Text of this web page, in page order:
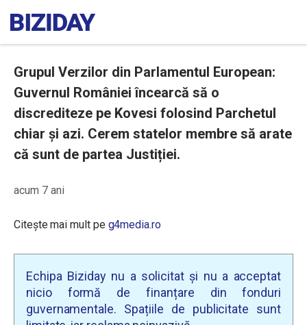
Grupul Verzilor din Parlamentul European:
Guvernul României încearcă să o
discrediteze pe Kovesi folosind Parchetul
chiar și azi. Cerem statelor membre să arate
că sunt de partea Justiției.
acum 7 ani
Citește mai mult pe g4media.ro
Echipa Biziday nu a solicitat și nu a acceptat
nicio formă de finanțare din fonduri
guvernamentale. Spațiile de publicitate sunt